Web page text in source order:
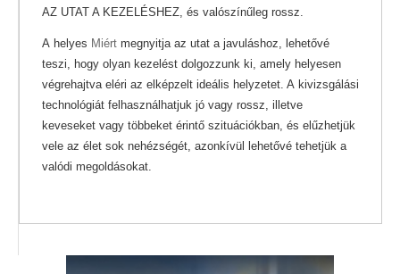
AZ UTAT A KEZELÉSHEZ, és valószínűleg rossz.
A helyes Miért megnyitja az utat a javuláshoz, lehetővé
teszi, hogy olyan kezelést dolgozzunk ki, amely helyesen
végrehajtva eléri az elképzelt ideális helyzetet. A kivizsgálási
technológiát felhasználhatjuk jó vagy rossz, illetve
keveseket vagy többeket érintő szituációkban, és elűzhetjük
vele az élet sok nehézségét, azonkívül lehetővé tehetjük a
valódi megoldásokat.